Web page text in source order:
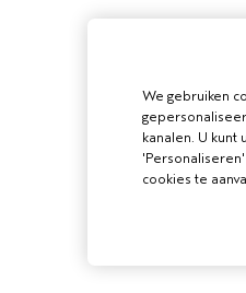
We gebruiken
kanalen. U
cookies te